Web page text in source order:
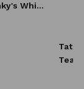
Whip
Tea